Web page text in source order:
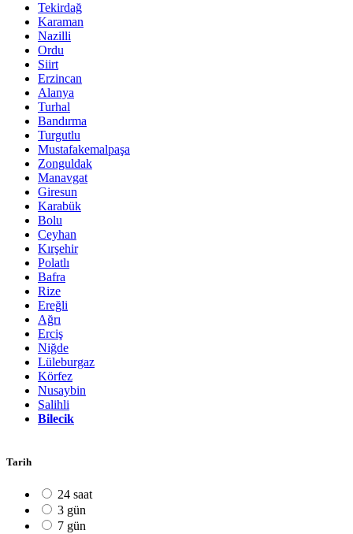
Tekirdağ
Karaman
Nazilli
Ordu
Siirt
Erzincan
Alanya
Turhal
Bandırma
Turgutlu
Mustafakemalpaşa
Zonguldak
Manavgat
Giresun
Karabük
Bolu
Ceyhan
Kırşehir
Polatlı
Bafra
Rize
Ereğli
Ağrı
Erciş
Niğde
Lüleburgaz
Körfez
Nusaybin
Salihli
Bilecik
Tarih
24 saat
3 gün
7 gün